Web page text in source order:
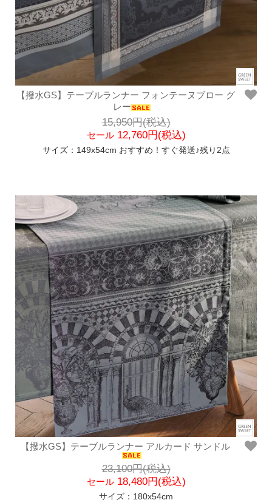
【撥水GS】テーブルランナー フォンテーヌブロー グ
レー
15,950円(税込)
セール12,760円(税込)
サイズ：149x54cm おすすめ！すぐ発送♪残り2点
【撥水GS】テーブルランナー アルカード サンドル
23,100円(税込)
セール18,480円(税込)
サイズ：180x54cm